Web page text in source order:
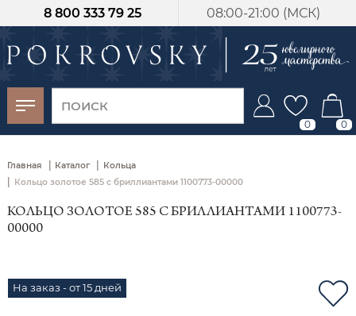
08:00-21:00 (МСК)
8 800 333 79 25
0 0
Главная | Каталог | Кольца
| Кольцо золотое 585 с бриллиантами 1100773-00000
КОЛЬЦО ЗОЛОТОЕ 585 С БРИЛЛИАНТАМИ 1100773-
00000
На заказ - от 15 дней
-30%
от 15 дней с
момента оплаты